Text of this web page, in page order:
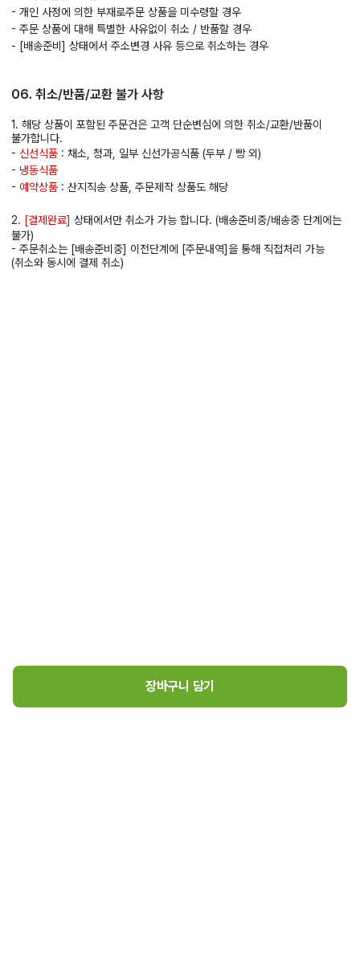
- 개인 사정에 의한 부재로주문 상품을 미수령할 경우
- 주문 상품에 대해 특별한 사유없이 취소 / 반품할 경우
- [배송준비] 상태에서 주소변경 사유 등으로 취소하는 경우
06. 취소/반품/교환 불가 사항
1. 해당 상품이 포함된 주문건은 고객 단순변심에 의한 취소/교환/반품이
불가합니다.
- 신선식품 : 채소, 청과, 일부 신선가공식품 (두부 / 빵 외)
- 냉동식품
- 예약상품 : 산지직송 상품, 주문제작 상품도 해당
2. [결제완료] 상태에서만 취소가 가능 합니다. (배송준비중/배송중 단계에는
불가)
- 주문취소는 [배송준비중] 이전단계에 [주문내역]을 통해 직접처리 가능
(취소와 동시에 결제 취소)
장바구니 담기